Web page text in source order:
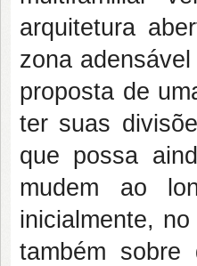
arquitetura
zona
proposta de
ter suas
que possa
mudem ao
inicialmente,
também sobre